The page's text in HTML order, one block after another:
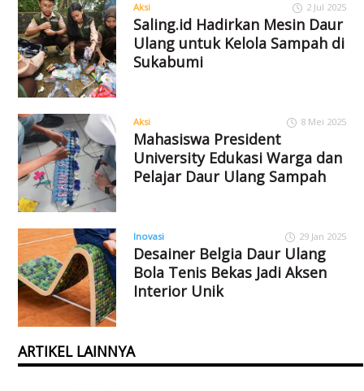
Aksi 2 Jul 2025
Saling.id Hadirkan Mesin Daur
Ulang untuk Kelola Sampah di
Sukabumi
Aksi 8 Mei 2025
Mahasiswa President
University Edukasi Warga dan
Pelajar Daur Ulang Sampah
Inovasi 29 Jan 2025
Desainer Belgia Daur Ulang
Bola Tenis Bekas Jadi Aksen
Interior Unik
ARTIKEL LAINNYA